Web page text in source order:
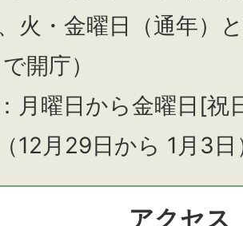
火・金曜日（通年）と
開庁）
月曜日から金曜日[祝
12月29日から 1月3
アクセス